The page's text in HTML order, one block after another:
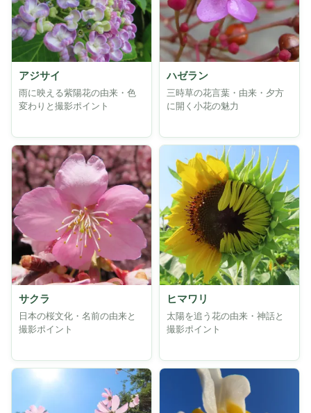
アジサイ
雨に映える紫陽花の由来・色
変わりと撮影ポイント
ハゼラン
三時草の花言葉・由来・夕方
に開く小花の魅力
サクラ
日本の桜文化・名前の由来と
撮影ポイント
ヒマワリ
太陽を追う花の由来・神話と
撮影ポイント